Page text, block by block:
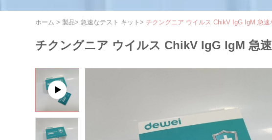
ホーム > 製品> 急速なテスト キット > チクングニア ウイルス ChikV IgG IgM 急
チクングニア ウイルス ChikV IgG IgM 急